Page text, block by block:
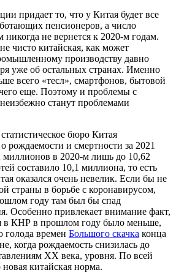
придает то, что у Китая будет все
пенсионеров, а число
не вернется к 2020-м годам.
чисто китайская, как может
производству давно
уже об остальных странах. Именно
всего «тесл», смартфонов, бытовой
еще. Поэтому и проблемы с
станут проблемами
бюро Китая
о рождаемости и смертности за 2021
миллионов в 2020-м лишь до 10,62
составило 10,1 миллиона, то есть
оказался очень невелик. Если бы не
страны в борьбе с коронавирусом,
году там был бы спад
Особенно привлекает внимание факт,
в КНР в прошлом году было меньше,
голода времен Большого скачка конца
когда рождаемость снизилась до
XX века, уровня. По всей
китайская норма.